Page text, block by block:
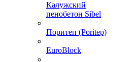
Калужский
пенобетон Sibel
Поритеп (Poritep)
EuroBlock